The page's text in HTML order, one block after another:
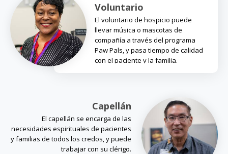
Voluntario
El voluntario de hospicio puede
llevar música o mascotas de
compañía a través del programa
Paw Pals, y pasa tiempo de calidad
con el paciente y la familia.
Capellán
El capellán se encarga de las
necesidades espirituales de pacientes
y familias de todos los credos, y puede
trabajar con su clérigo.